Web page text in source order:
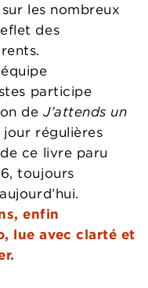
les nombreux
des
participe
deJ’attends un
jour régulières
ce livre paru
toujours
enfin
lue avec clarté et